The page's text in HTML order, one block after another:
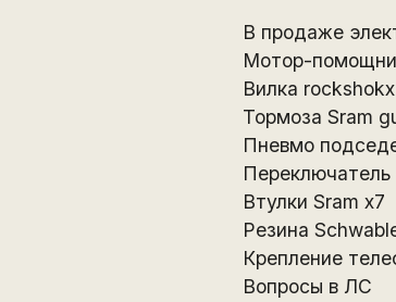
В продаже
Мотор-
Вилка
Тормоза Sram
Пневмо
Переключатель
Втулки Sram x7
Резина
Крепление
Вопросы в ЛС